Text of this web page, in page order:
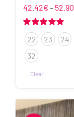
Hinnanguga
5.00/ 5
42.42€ – 52.90
22 23 24
32
Clear
tootel
on